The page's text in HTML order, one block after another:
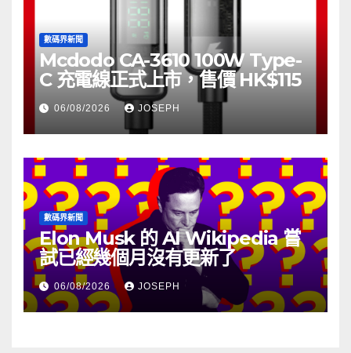
數碼界新聞
Mcdodo CA-3610 100W Type-
C 充電線正式上市，售價 HK$115
06/08/2026 JOSEPH
數碼界新聞
Elon Musk 的 AI Wikipedia 嘗
試已經幾個月沒有更新了
06/08/2026 JOSEPH